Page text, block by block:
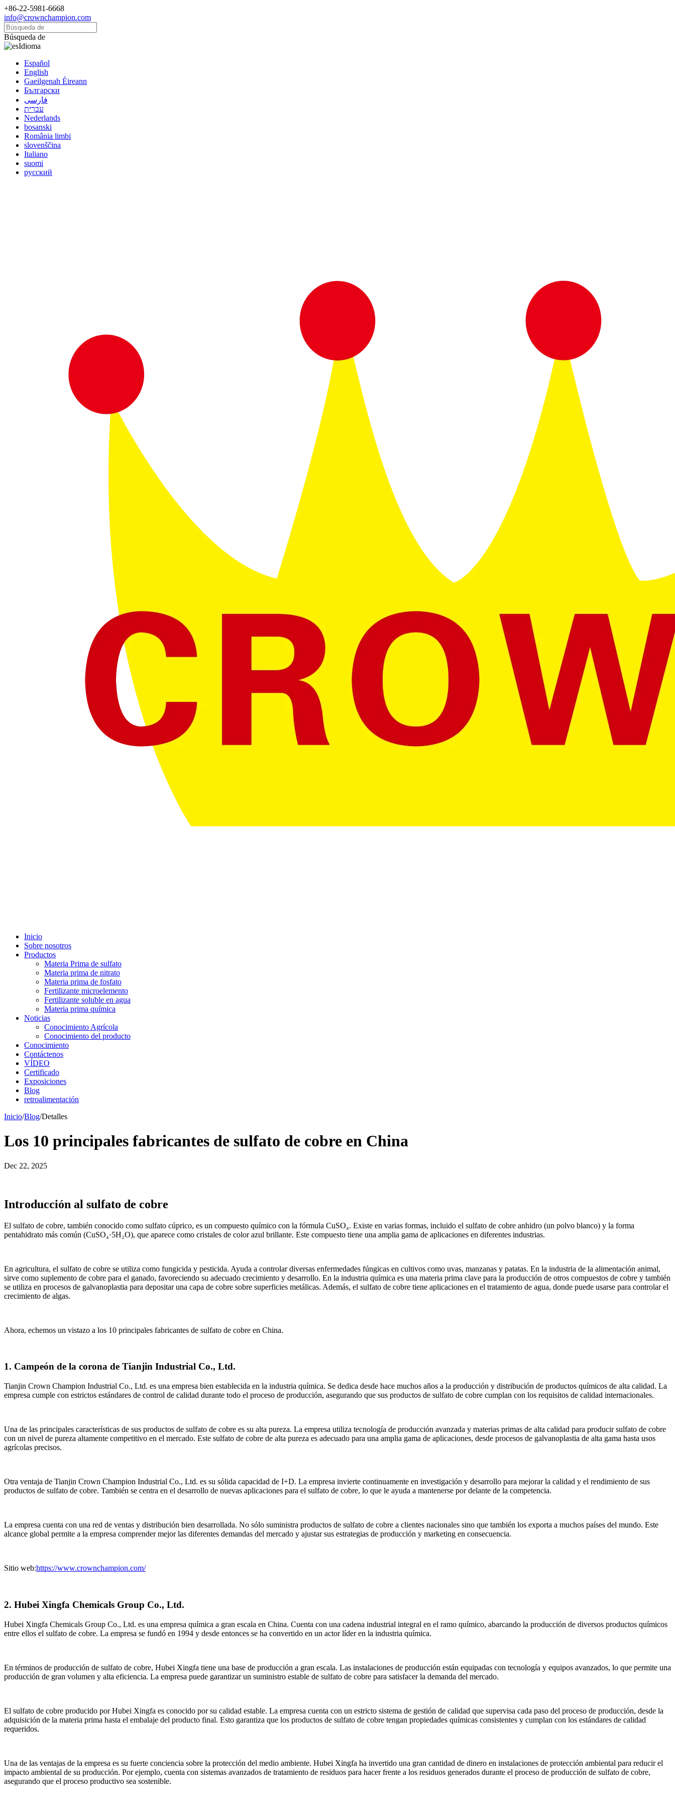
+86-22-5981-6668
info@crownchampion.com
Búsqueda de
Idioma
Español
English
Gaeilgenah Éireann
Български
فارسی
עברית
Nederlands
bosanski
România limbi
slovenščina
Italiano
suomi
русский
Inicio
Sobre nosotros
Productos
Materia Prima de sulfato
Materia prima de nitrato
Materia prima de fosfato
Fertilizante microelemento
Fertilizante soluble en agua
Materia prima química
Noticias
Conocimiento Agrícola
Conocimiento del producto
Conocimiento
Contáctenos
VÍDEO
Certificado
Exposiciones
Blog
retroalimentación
Inicio/Blog/Detalles
Los 10 principales fabricantes de sulfato de cobre en China
Dec 22, 2025
Introducción al sulfato de cobre
El sulfato de cobre, también conocido como sulfato cúprico, es un compuesto químico con la fórmula CuSO₄. Existe en varias formas, incluido el sulfato de cobre anhidro (un polvo blanco) y la forma
pentahidrato más común (CuSO₄·5H₂O), que aparece como cristales de color azul brillante. Este compuesto tiene una amplia gama de aplicaciones en diferentes industrias.
En agricultura, el sulfato de cobre se utiliza como fungicida y pesticida. Ayuda a controlar diversas enfermedades fúngicas en cultivos como uvas, manzanas y patatas. En la industria de la alimentación animal,
sirve como suplemento de cobre para el ganado, favoreciendo su adecuado crecimiento y desarrollo. En la industria química es una materia prima clave para la producción de otros compuestos de cobre y también
se utiliza en procesos de galvanoplastia para depositar una capa de cobre sobre superficies metálicas. Además, el sulfato de cobre tiene aplicaciones en el tratamiento de agua, donde puede usarse para controlar el
crecimiento de algas.
Ahora, echemos un vistazo a los 10 principales fabricantes de sulfato de cobre en China.
1. Campeón de la corona de Tianjin Industrial Co., Ltd.
Tianjin Crown Champion Industrial Co., Ltd. es una empresa bien establecida en la industria química. Se dedica desde hace muchos años a la producción y distribución de productos químicos de alta calidad. La
empresa cumple con estrictos estándares de control de calidad durante todo el proceso de producción, asegurando que sus productos de sulfato de cobre cumplan con los requisitos de calidad internacionales.
Una de las principales características de sus productos de sulfato de cobre es su alta pureza. La empresa utiliza tecnología de producción avanzada y materias primas de alta calidad para producir sulfato de cobre
con un nivel de pureza altamente competitivo en el mercado. Este sulfato de cobre de alta pureza es adecuado para una amplia gama de aplicaciones, desde procesos de galvanoplastia de alta gama hasta usos
agrícolas precisos.
Otra ventaja de Tianjin Crown Champion Industrial Co., Ltd. es su sólida capacidad de I+D. La empresa invierte continuamente en investigación y desarrollo para mejorar la calidad y el rendimiento de sus
productos de sulfato de cobre. También se centra en el desarrollo de nuevas aplicaciones para el sulfato de cobre, lo que le ayuda a mantenerse por delante de la competencia.
La empresa cuenta con una red de ventas y distribución bien desarrollada. No sólo suministra productos de sulfato de cobre a clientes nacionales sino que también los exporta a muchos países del mundo. Este
alcance global permite a la empresa comprender mejor las diferentes demandas del mercado y ajustar sus estrategias de producción y marketing en consecuencia.
Sitio web:https://www.crownchampion.com/
2. Hubei Xingfa Chemicals Group Co., Ltd.
Hubei Xingfa Chemicals Group Co., Ltd. es una empresa química a gran escala en China. Cuenta con una cadena industrial integral en el ramo químico, abarcando la producción de diversos productos químicos
entre ellos el sulfato de cobre. La empresa se fundó en 1994 y desde entonces se ha convertido en un actor líder en la industria química.
En términos de producción de sulfato de cobre, Hubei Xingfa tiene una base de producción a gran escala. Las instalaciones de producción están equipadas con tecnología y equipos avanzados, lo que permite una
producción de gran volumen y alta eficiencia. La empresa puede garantizar un suministro estable de sulfato de cobre para satisfacer la demanda del mercado.
El sulfato de cobre producido por Hubei Xingfa es conocido por su calidad estable. La empresa cuenta con un estricto sistema de gestión de calidad que supervisa cada paso del proceso de producción, desde la
adquisición de la materia prima hasta el embalaje del producto final. Esto garantiza que los productos de sulfato de cobre tengan propiedades químicas consistentes y cumplan con los estándares de calidad
requeridos.
Una de las ventajas de la empresa es su fuerte conciencia sobre la protección del medio ambiente. Hubei Xingfa ha invertido una gran cantidad de dinero en instalaciones de protección ambiental para reducir el
impacto ambiental de su producción. Por ejemplo, cuenta con sistemas avanzados de tratamiento de residuos para hacer frente a los residuos generados durante el proceso de producción de sulfato de cobre,
asegurando que el proceso productivo sea sostenible.